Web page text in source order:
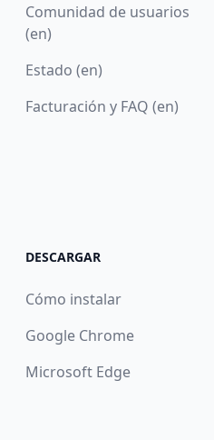
Comunidad de usuarios
(en)
Estado (en)
Facturación y FAQ (en)
DESCARGAR
Cómo instalar
Google Chrome
Microsoft Edge